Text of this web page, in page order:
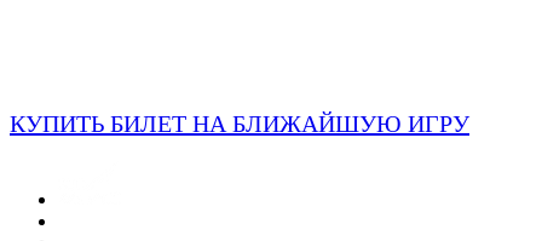
КУПИТЬ БИЛЕТ НА БЛИЖАЙШУЮ ИГРУ